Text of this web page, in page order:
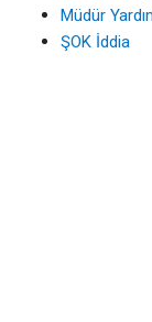
Müdür
ŞOK İddia